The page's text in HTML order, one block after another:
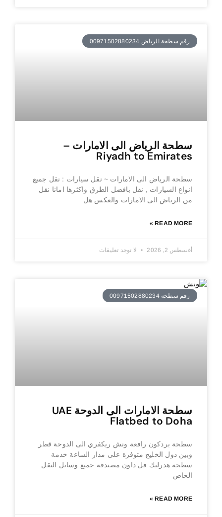
رقم سطحة الرياض 00971502880234
سطحة الرياض الى الامارات –
Riyadh to Emirates
سطحة الرياض الى الامارات ~ نقل سيارات : نقل جميع
انواع السيارات , نقل بافضل الطرق واكثرها امانا نقل
من الرياض الى الامارات والعكس هل
READ MORE »
أغسطس 2, 2026 لا توجد تعليقات
رقم سطحة 00971502880234
سطحة الامارات الى الدوحة UAE
Flatbed to Doha
سطحة بردكون رافعة ونش ريكفري الى الدوحة قطر
وبين دول الخليج متوفرة على مدار الساعة خدمة
سطحة هدرليك فل داون مصندقة جميع وساىل النقل
الخاص
READ MORE »